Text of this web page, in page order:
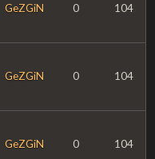
GeZGiN 0 104
GeZGiN 0 104
GeZGiN 0 104